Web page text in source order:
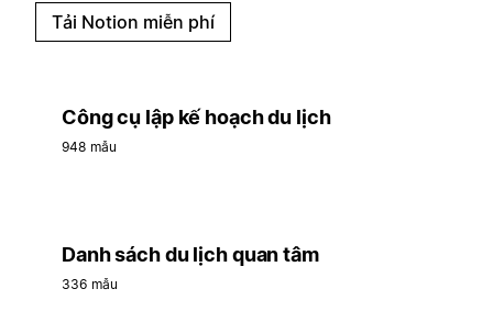
Tải Notion miễn phí
Công cụ lập kế hoạch du lịch
948 mẫu
Danh sách du lịch quan tâm
336 mẫu